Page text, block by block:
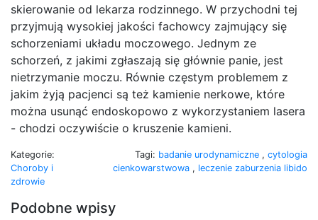
skierowanie od lekarza rodzinnego. W przychodni tej
przyjmują wysokiej jakości fachowcy zajmujący się
schorzeniami układu moczowego. Jednym ze
schorzeń, z jakimi zgłaszają się głównie panie, jest
nietrzymanie moczu. Równie częstym problemem z
jakim żyją pacjenci są też kamienie nerkowe, które
można usunąć endoskopowo z wykorzystaniem lasera
- chodzi oczywiście o kruszenie kamieni.
Kategorie:
Choroby i
zdrowie
Tagi: badanie urodynamiczne , cytologia
cienkowarstwowa , leczenie zaburzenia libido
Podobne wpisy